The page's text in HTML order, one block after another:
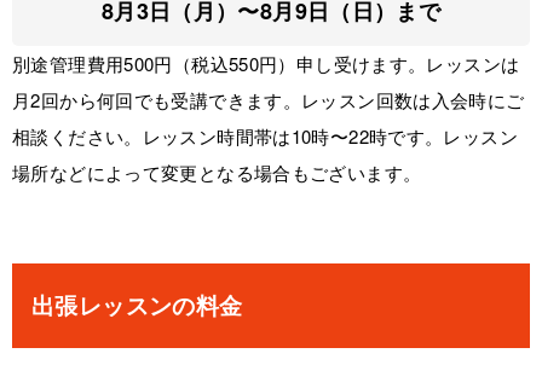
8月3日（月）〜8月9日（日）まで
別途管理費用500円（税込550円） 申し受けます。レッスンは
月2回から何回でも受講できます。レッスン回数は入会時にご
相談ください。レッスン時間帯は10時〜22時です。レッスン
場所などによって変更となる場合もございます。
出張レッスンの料金